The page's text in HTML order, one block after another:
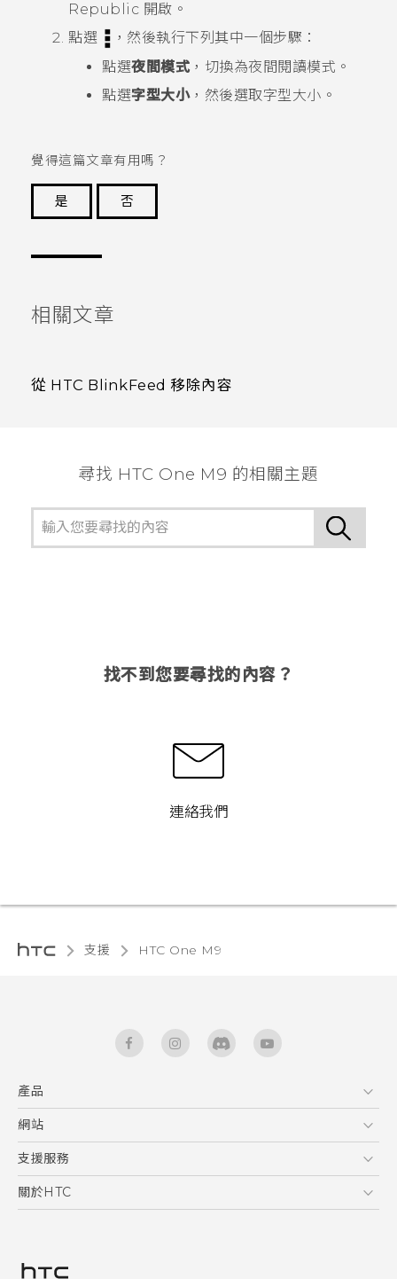
Republic 開啟。
點選
，然後執行下列其中一個步驟：
點選夜間模式 ，切換為夜間閱讀模式。
點選字型大小，然後選取字型大小。
覺得這篇文章有用嗎？
是
否
相關文章
從 HTC BlinkFeed 移除內容
尋找 HTC One M9 的相關主題
找不到您要尋找的內容？
連絡我們
支援 HTC One M9‎
新功能(Android 7 Nougat)
產品
5G
智能手機
區塊鍊手機
網站
HTC Dev
HTC Research
支援服務
服務中心
關於HTC